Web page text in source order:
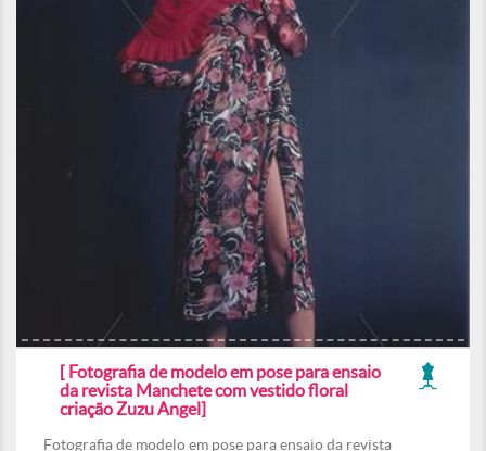
[ Fotografia de modelo em pose para ensaio
da revista Manchete com vestido floral
criação Zuzu Angel]
Fotografia de modelo em pose para ensaio da revista